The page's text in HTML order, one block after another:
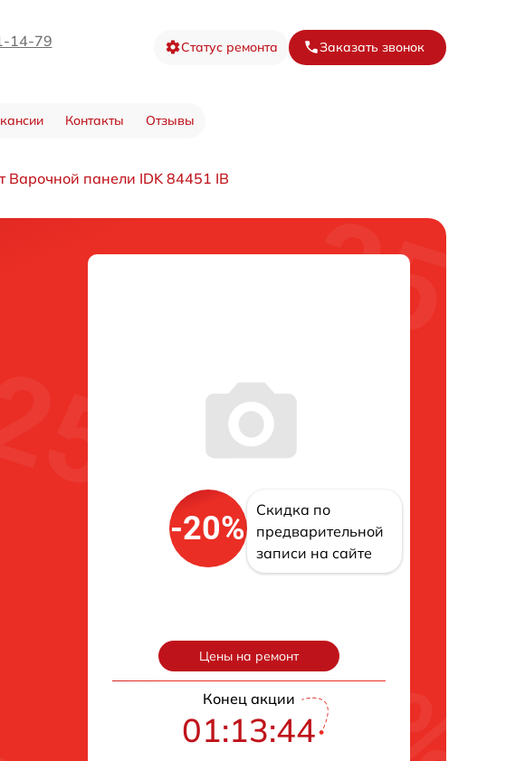
14-79 Статус ремонта Заказать звонок
Контакты Отзывы
Варочной панели IDK 84451 IB
-20%
Скидка по
предварительной
записи на сайте
Цены на ремонт
Конец акции
01:13:43